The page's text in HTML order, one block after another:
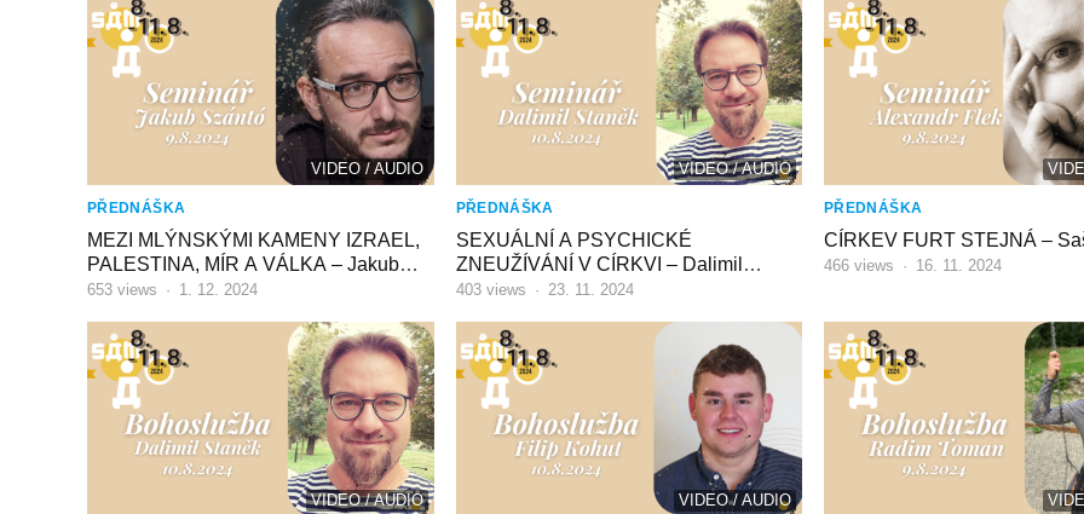
VIDEO / AUDIO
PŘEDNÁŠKA
MEZI MLÝNSKÝMI KAMENY IZRAEL,
PALESTINA, MÍR A VÁLKA – Jakub
Szántó
653 views · 1. 12. 2024
VIDEO / AUDIO
PŘEDNÁŠKA
SEXUÁLNÍ A PSYCHICKÉ
ZNEUŽÍVÁNÍ V CÍRKVI – Dalimil
Staněk
403views · 23. 11. 2024
PŘEDNÁŠKA
CÍRKEV FURT STEJNÁ –
466 views · 16. 11. 2024
VIDEO / AUDIO VIDEO / AUDIO